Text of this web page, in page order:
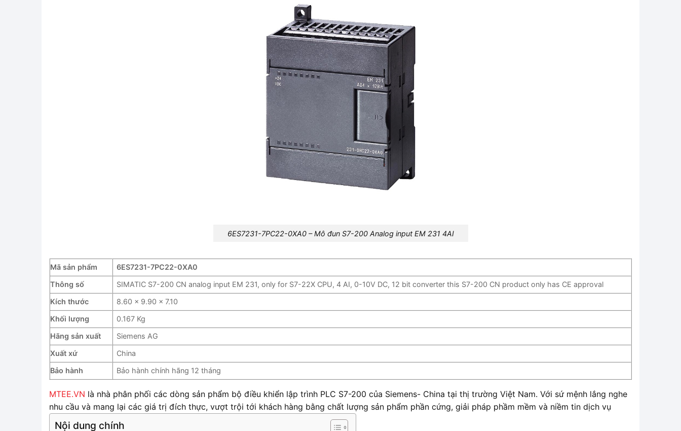
6ES7231-7PC22-0XA0 – Mô đun S7-200 Analog input EM 231 4AI
Mã sản phẩm
6ES7231-7PC22-0XA0
Thông số
SIMATIC S7-200 CN analog input EM 231, only for S7-22X CPU, 4 AI, 0-10V DC, 12 bit converter this S7-200 CN product only has CE approval
Kích thước
8.60 x 9.90 x 7.10
Khối lượng
0.167 Kg
Hãng sản xuất
Siemens AG
Xuất xứ
China
Bảo hành
Bảo hành chính hãng 12 tháng
MTEE.VN là nhà phân phối các dòng sản phẩm bộ điều khiển lập trình PLC S7-200 của Siemens- China tại thị trường Việt Nam. Với sứ mệnh lắng nghe
nhu cầu và mang lại các giá trị đích thực, vượt trội tới khách hàng bằng chất lượng sản phẩm phần cứng, giải pháp phầm mềm và niềm tin dịch vụ
Nội dung chính